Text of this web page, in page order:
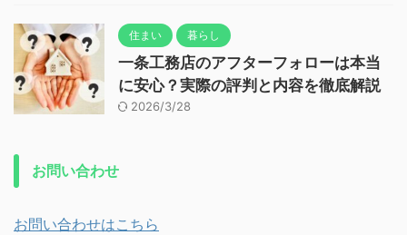
住まい 暮らし
一条工務店のアフターフォローは本当
に安心？実際の評判と内容を徹底解説
2026/3/28
お問い合わせ
お問い合わせはこちら